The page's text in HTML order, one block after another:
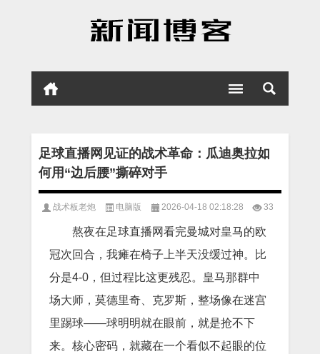
足球直播网见证的战术革命：瓜迪奥拉如
何用“边后腰”撕碎对手
战术板老炮 电脑版 2026-04-18 02:18:28 33
熬夜在足球直播网看完曼城对皇马的欧
冠次回合，我瘫在椅子上半天没缓过神。比
分是4-0，但过程比这更残忍。皇马那群中
场大师，莫德里奇、克罗斯，整场像在迷宫
里踢球——球明明就在眼前，就是抢不下
来。核心密码，就藏在一个看似不起眼的位